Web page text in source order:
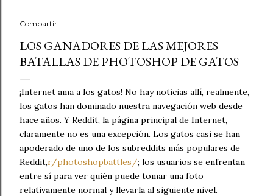
Compartir
LOS GANADORES DE LAS MEJORES
BATALLAS DE PHOTOSHOP DE GATOS
¡Internet ama a los gatos! No hay noticias allí, realmente,
los gatos han dominado nuestra navegación web desde
hace años. Y Reddit, la página principal de Internet,
claramente no es una excepción. Los gatos casi se han
apoderado de uno de los subreddits más populares de
Reddit,r/photoshopbattles/; los usuarios se enfrentan
entre sí para ver quién puede tomar una foto
relativamente normal y llevarla al siguiente nivel.